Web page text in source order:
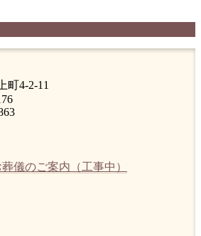
町4-2-11
儀のご案内（工事中）